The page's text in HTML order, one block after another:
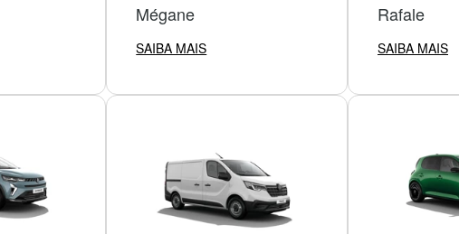
Mégane
SAIBA MAIS
Rafale
SAIBA MAIS